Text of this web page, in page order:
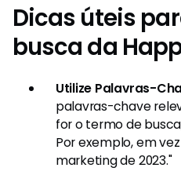
Dicas úteis
busca da
Utilize Palavras-
palavras-chave
for o termo de
Por exemplo, em
marketing de 2023."